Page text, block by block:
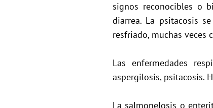
signos reconocibles o
diarrea. La psitacosis
resfriado, muchas
Las enfermedades
aspergilosis, psitacosis.
La salmonelosis o